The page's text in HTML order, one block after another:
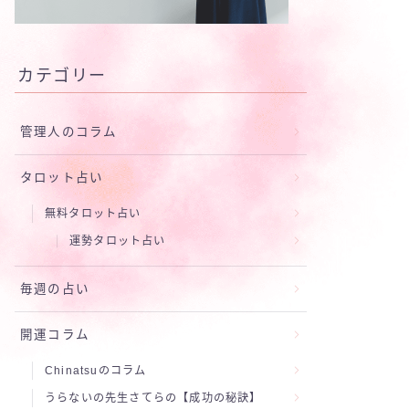
カテゴリー
管理人のコラム
タロット占い
無料タロット占い
運勢タロット占い
毎週の占い
開運コラム
Chinatsuのコラム
うらないの先生さてらの【成功の秘訣】